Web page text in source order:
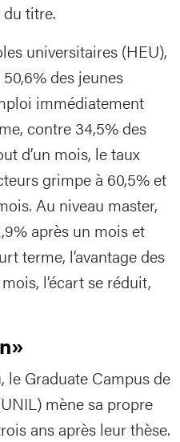
du titre.
universitaires (HEU),
des jeunes
immédiatement
contre 34,5% des
d’un mois, le taux
grimpe à 60,5% et
Au niveau master,
après un mois et
terme, l’avantage des
l’écart se réduit,
le Graduate Campus de
mène sa propre
ans après leur thèse.